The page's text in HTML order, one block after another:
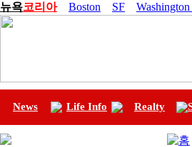
뉴욕코리아 Boston SF
News Life Info Realty
홈